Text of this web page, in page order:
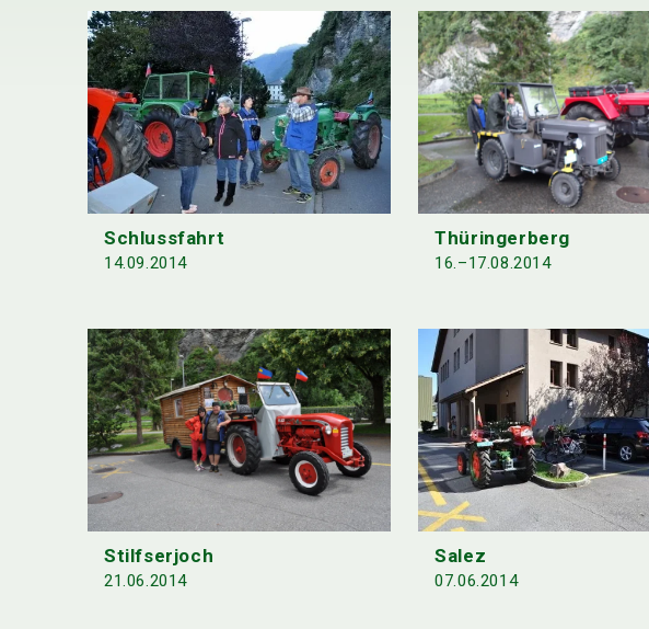
Schlussfahrt
14.09.2014
Thüringerberg
16.–17.08.2014
Stilfserjoch
21.06.2014
Salez
07.06.2014